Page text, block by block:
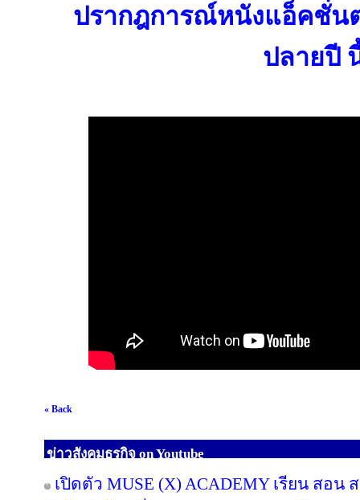
ปรากฎการณ์หนังแอ็คชั่น
ปลายปี
« Back
ข่าวสังคมธุรกิจ on Youtube
เปิดตัว MUSE (X) ACADEMY เรียน สอ